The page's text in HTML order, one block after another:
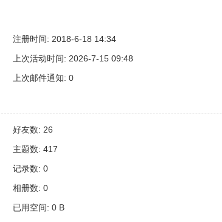
注册时间: 2018-6-18 14:34
上次活动时间: 2026-7-15 09:48
上次邮件通知: 0
好友数: 26
主题数: 417
记录数: 0
相册数: 0
已用空间: 0 B